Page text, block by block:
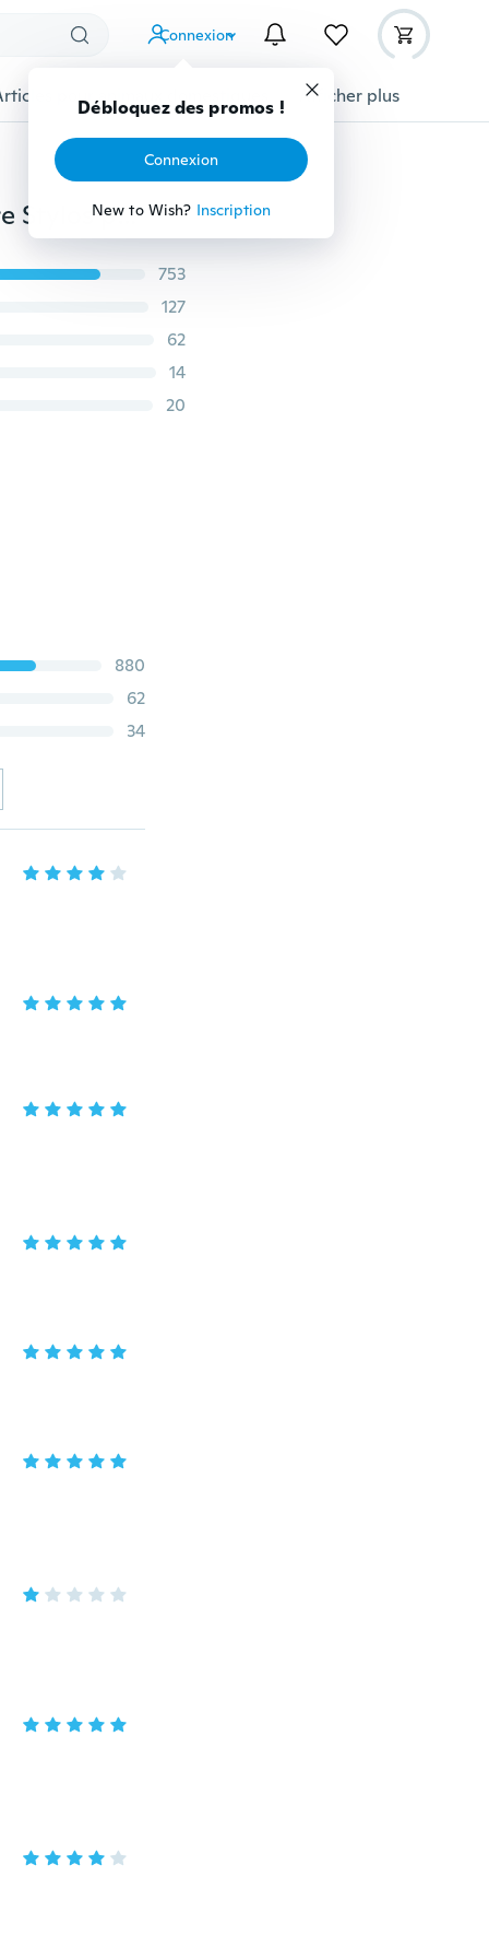
Connexion
Débloquez des promos !
Connexion
New to Wish? Inscription
pour animaux domestiques Afficher plus
4 pcs / lot Kawaii Chat Gel Stylo Belle Griffe Noir Encre Stylos pour Écriture Papeterie Bureau Fournitures Scolaires Canetas Escolar F588
753
127
62
14
20
880
62
34